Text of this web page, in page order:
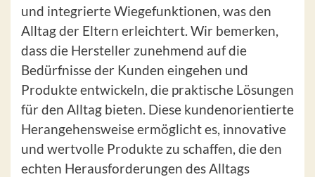
und integrierte Wiegefunktionen, was den
Alltag der Eltern erleichtert. Wir bemerken,
dass die Hersteller zunehmend auf die
Bedürfnisse der Kunden eingehen und
Produkte entwickeln, die praktische Lösungen
für den Alltag bieten. Diese kundenorientierte
Herangehensweise ermöglicht es, innovative
und wertvolle Produkte zu schaffen, die den
echten Herausforderungen des Alltags